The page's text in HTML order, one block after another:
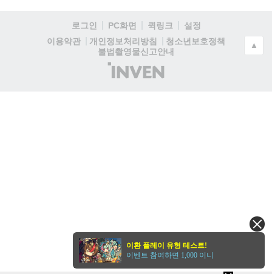
로그인 PC화면 퀵링크
설정
이용약관
개인정보처리방침
청소년보호정책
불법촬영물신고안내
(주)
인
▲
이환 플레이 유형 테스트!
이벤트 참여하면 1,000 이니